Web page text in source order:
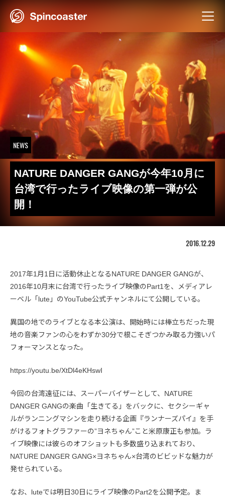
Skip
NEWS
NATURE DANGER GANGが今年10月に
台湾で行ったライブ映像の第一弾が公
開！
2016.12.29
2017年1月1日に活動休止となるNATURE DANGER GANGが、
2016年10月末に台湾で行ったライブ映像のPart1を、メディアレ
ーベル「lute」のYouTube公式チャンネルにて公開している。
異国の地でのライブとなる本公演は、開始時には棒立ちだった現
地の音楽ファンの心をわずか30分で根こそぎつかみ取る力強いパ
フォーマンスとなった。
https://youtu.be/XtDl4eKHswI
今回の台湾遠征には、スーパーバイザーとして、NATURE
DANGER GANGの楽曲「生きてる」をバックに、セクシーギャ
ルがランニングマシンを走り続ける企画『ランナーズパイ』を手
がけるフォトグラファーの”ヨネちゃん”こと米原康正も参加。ラ
イブ映像には彼らのオフショットも多数盛り込まれており、
NATURE DANGER GANG×ヨネちゃん×台湾のビビッドな魅力が
発せられている。
なお、luteでは明日30日にライブ映像のPart2を公開予定。ま